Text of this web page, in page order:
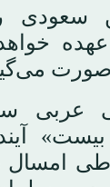
سعودی
عربی
امسال